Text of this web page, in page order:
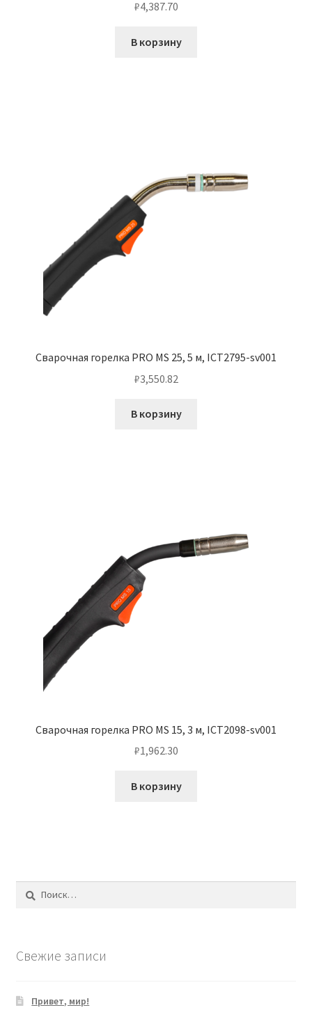
₽4,387.70
В корзину
Сварочная горелка PRO MS 25, 5 м, ICT2795-sv001
₽3,550.82
В корзину
Сварочная горелка PRO MS 15, 3 м, ICT2098-sv001
₽1,962.30
В корзину
Свежие записи
Привет, мир!